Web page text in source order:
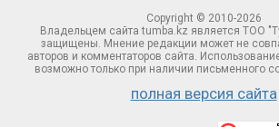
Copyright © 2010-2026
Владельцем сайта tumba.kz является ТОО
защищены. Мнение редакции может не
авторов и комментаторов сайта.
возможно только при наличии письменного
полная версия сайта